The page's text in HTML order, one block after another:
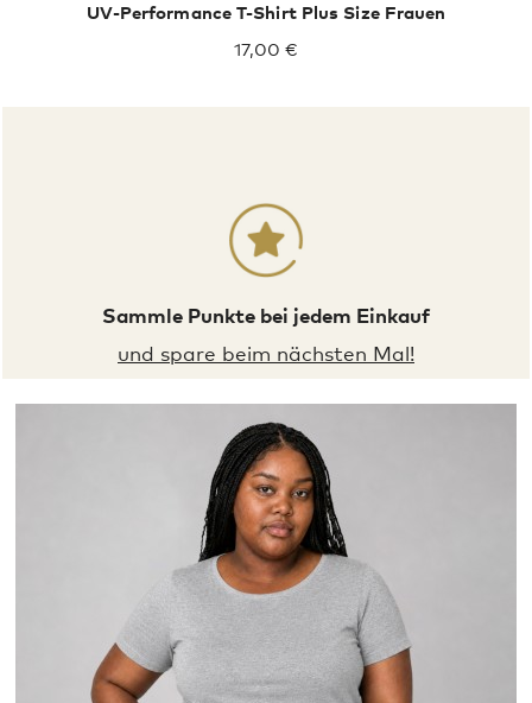
UV-Performance T-Shirt Plus Size Frauen
17,00 €
Sammle Punkte bei jedem Einkauf
und spare beim nächsten Mal!